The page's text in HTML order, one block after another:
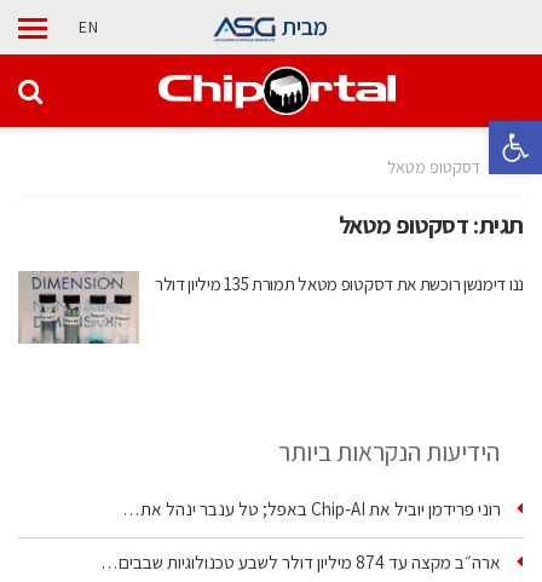
פתח סרגל נגישות
מבית EN
בית דסקטופ מטאל
תגית:דסקטופ מטאל
ננו דימנשן רוכשת את דסקטופ מטאל תמורת 135 מיליון דולר
הידיעות הנקראות ביותר
רוני פרידמן יוביל את Chip‑AI באפל; טל ענבר ינהל את…
ארה״ב מקצה עד 874 מיליון דולר לשבע טכנולוגיות שבבים…